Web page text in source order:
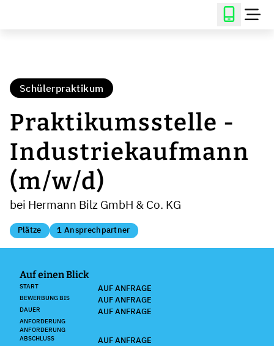
Schülerpraktikum
Praktikumsstelle -
Industriekaufmann
(m/w/d)
bei Hermann Bilz GmbH & Co. KG
Plätze 1 Ansprechpartner
Auf einen Blick
START AUF ANFRAGE
BEWERBUNG BIS AUF ANFRAGE
DAUER AUF ANFRAGE
ANFORDERUNG
ANFORDERUNG
ABSCHLUSS
AUF ANFRAGE